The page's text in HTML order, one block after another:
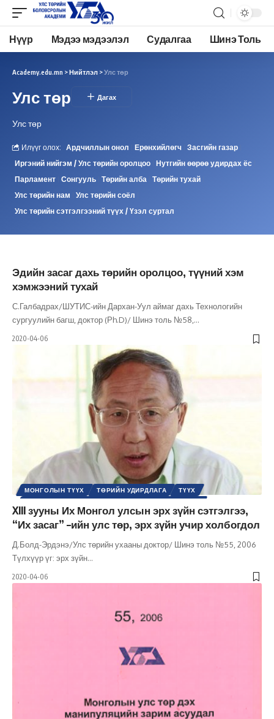
Нүүр Мэдээ мэдээлэл Судалгаа Шинэ Толь
Academy.edu.mn >Нийтлэл >Улс төр
Улс төр
Улс төр
Илүүг олох: Ардчиллын онол Ерөнхийлөгч Засгийн газар
Иргэний нийгэм / Улс төрийн оролцоо Нутгийн өөрөө удирдах ёс
Парламент Сонгууль Төрийн алба Төрийн тухай
Улс төрийн нам
Улс төрийн соёл
Улс төрийн сэтгэлгээний түүх / Үзэл суртал
Эдийн засаг дахь төрийн оролцоо, түүний хэм
хэмжээний тухай
С.Галбадрах/ШУТИС-ийн Дархан-Уул аймаг дахь Технологийн
сургуулийн багш, доктор (Рh.D)/ Шинэ толь №58, …
2020-04-06
МОНГОЛЫН ТҮҮХ ТӨРИЙН УДИРДЛАГА
ТҮҮХ
ХУУЛЬ ЭРХ ЗҮЙ
ШИНЭ ТОЛЬ СЭТГҮҮЛ ЭРХ ЗҮЙН
XIII зууны Их Монгол улсын эрх зүйн сэтгэлгээ,
“Их засаг” –ийн улс төр, эрх зүйн учир холбогдол
Д.Болд-Эрдэнэ/Улс төрийн ухааны доктор/ Шинэ толь №55, 2006
Түлхүүр үг: эрх зүйн…
2020-04-06